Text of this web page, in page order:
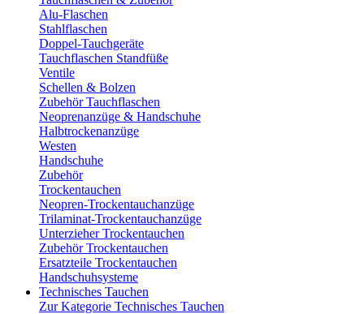
Alu-Flaschen
Stahlflaschen
Doppel-Tauchgeräte
Tauchflaschen Standfüße
Ventile
Schellen & Bolzen
Zubehör Tauchflaschen
Neoprenanzüge & Handschuhe
Halbtrockenanzüge
Westen
Handschuhe
Zubehör
Trockentauchen
Neopren-Trockentauchanzüge
Trilaminat-Trockentauchanzüge
Unterzieher Trockentauchen
Zubehör Trockentauchen
Ersatzteile Trockentauchen
Handschuhsysteme
Technisches Tauchen
Zur Kategorie Technisches Tauchen